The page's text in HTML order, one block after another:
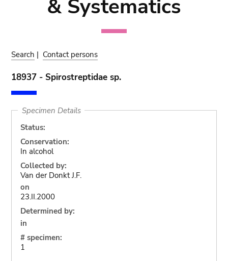
& Systematics
Search | Contact persons
18937 - Spirostreptidae sp.
Specimen Details
Status:
Conservation:
In alcohol
Collected by:
Van der Donkt J.F.
on
23.II.2000
Determined by:
in
# specimen:
1